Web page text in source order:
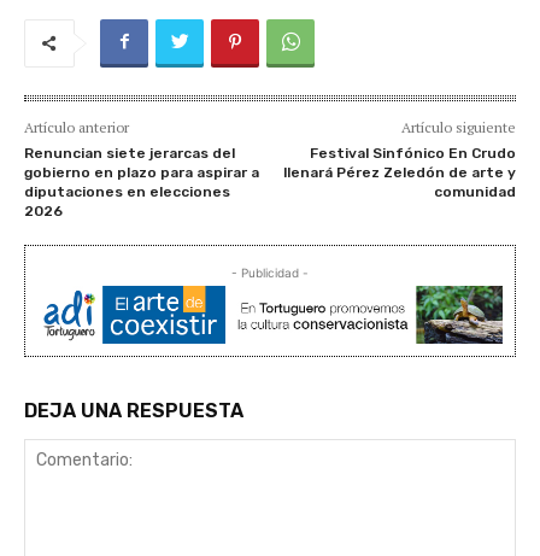
Artículo anterior
Renuncian siete jerarcas del
gobierno en plazo para aspirar a
diputaciones en elecciones
2026
Artículo siguiente
Festival Sinfónico En Crudo
llenará Pérez Zeledón de arte y
comunidad
- Publicidad -
DEJA UNA RESPUESTA